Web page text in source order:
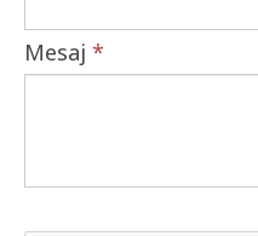
Mesaj *